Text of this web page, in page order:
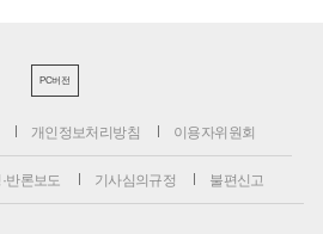
PC버전
개인정보처리방침 이용자위원회
반론보도 기사심의규정 불편신고